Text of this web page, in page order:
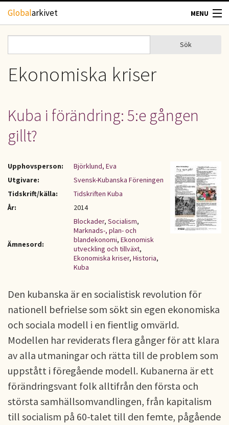
Hoppa till huvudinnehåll
Globalarkivet MENU
TIDSKRIFTER
GEOGRAFI
UPPHOVSRÄTT
KONTAKT
Sökformulär
Sök
Ekonomiska kriser
Kuba i förändring: 5:e gången
gillt?
Upphovsperson:
Björklund, Eva
Utgivare:
Svensk-Kubanska Föreningen
Tidskrift/källa:
Tidskriften Kuba
År:
2014
Ämnesord:
Blockader, Socialism,
Marknads-, plan- och
blandekonomi, Ekonomisk
utveckling och tillväxt,
Ekonomiska kriser, Historia,
Kuba
Den kubanska är en socialistisk revolution för
nationell befrielse som sökt sin egen ekonomiska
och sociala modell i en fientlig omvärld.
Modellen har reviderats flera gånger för att klara
av alla utmaningar och rätta till de problem som
uppstått i föregående modell. Kubanerna är ett
förändringsvant folk alltifrån den första och
största samhällsomvandlingen, från kapitalism
till socialism på 60-talet till den femte, pågående